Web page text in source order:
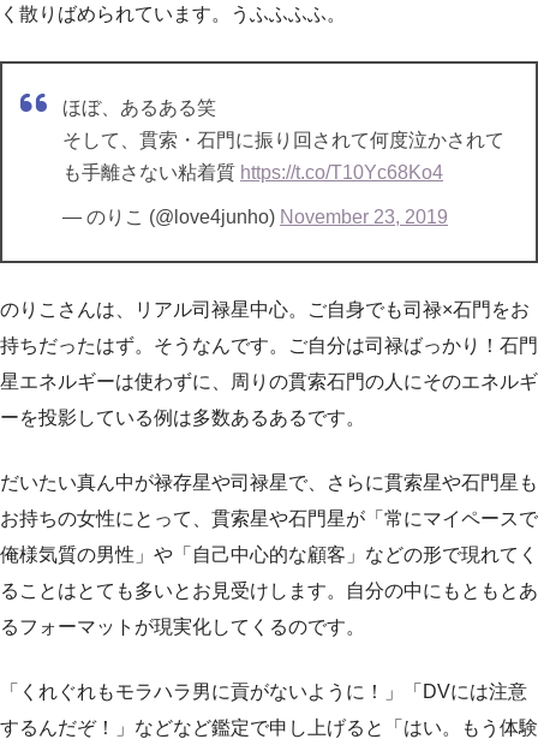
く散りばめられています。うふふふふ。
ほぼ、あるある笑
そして、貫索・石門に振り回されて何度泣かされて
も手離さない粘着質 https://t.co/T10Yc68Ko4
— のりこ (@love4junho) November 23, 2019
のりこさんは、リアル司禄星中心。ご自身でも司禄×石門をお
持ちだったはず。そうなんです。ご自分は司禄ばっかり！石門
星エネルギーは使わずに、周りの貫索石門の人にそのエネルギ
ーを投影している例は多数あるあるです。
だいたい真ん中が禄存星や司禄星で、さらに貫索星や石門星も
お持ちの女性にとって、貫索星や石門星が「常にマイペースで
俺様気質の男性」や「自己中心的な顧客」などの形で現れてく
ることはとても多いとお見受けします。自分の中にもともとあ
るフォーマットが現実化してくるのです。
「くれぐれもモラハラ男に貢がないように！」「DVには注意
するんだぞ！」などなど鑑定で申し上げると「はい。もう体験